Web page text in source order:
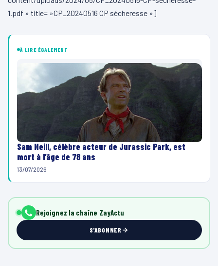
1.pdf » title= »CP_20240516 CP sécheresse »]
À LIRE ÉGALEMENT
Sam Neill, célèbre acteur de Jurassic Park, est
mort à l’âge de 78 ans
13/07/2026
Rejoignez la chaîne ZayActu
S'ABONNER